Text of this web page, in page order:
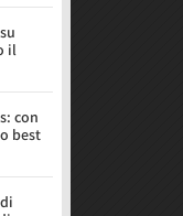
il
con
best